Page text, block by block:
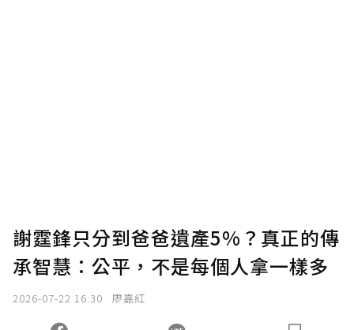
謝霆鋒只分到爸爸遺產5%？真正的傳
承智慧：公平，不是每個人拿一樣多
2026-07-22 16:30 廖嘉紅